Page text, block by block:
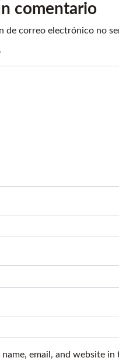
comentario
de correo electrónico no
name, email, and website